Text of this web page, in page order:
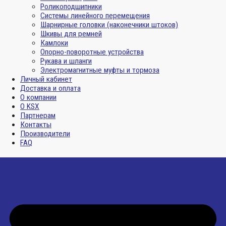
Роликоподшипники
Системы линейного перемещения
Шарнирные головки (наконечники штоков)
Шкивы для ремней
Камлоки
Опорно-поворотные устройства
Рукава и шланги
Электромагнитные муфты и тормоза
Личный кабинет
Доставка и оплата
О компании
О KSX
Партнерам
Контакты
Производители
FAQ